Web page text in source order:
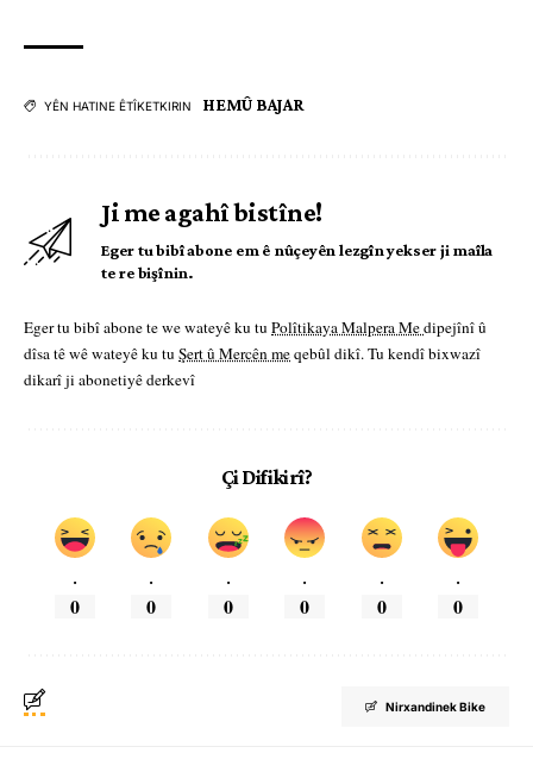
YÊN HATINE ÊTÎKETKIRIN HEMÛ BAJAR
Ji me agahî bistîne!
Eger tu bibî abone em ê nûçeyên lezgîn yekser ji maîla
te re bişînin.
Eger tu bibî abone te we wateyê ku tu Polîtikaya Malpera Medipejînî û
dîsa tê wê wateyê ku tu Şert û Mercên meqebûl dikî. Tu kendî bixwazî
dikarî ji abonetiyê derkevî
Çi Difikirî?
.
0
.
0
.
0
.
0
.
0
.
0
Nirxandinek Bike